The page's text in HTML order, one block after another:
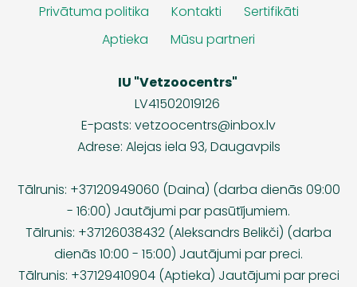
Privātuma politika
Kontakti
Sertifikāti
Aptieka
Mūsu partneri
IU "Vetzoocentrs"
LV41502019126
E-pasts: vetzoocentrs@inbox.lv
Adrese: Alejas iela 93, Daugavpils
Tālrunis: +37120949060 (Daina) (darba dienās 09:00
- 16:00) Jautājumi par pasūtījumiem.
Tālrunis: +37126038432 (Aleksandrs Belikči) (darba
dienās 10:00 - 15:00) Jautājumi par preci.
Tālrunis: +37129410904 (Aptieka) Jautājumi par preci